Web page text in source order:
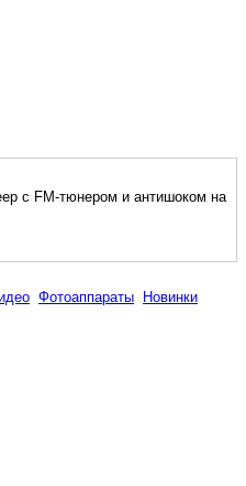
с FM-тюнером и антишоком на
Фотоаппараты
Новинки